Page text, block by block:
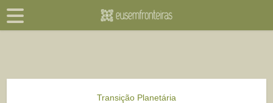
Transição Planetária